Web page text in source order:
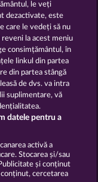
Firmă
le veți
dezactivate, este
care le vedeți să nu
la acest meniu
consimțământul, în
linkul din partea
din partea stângă
de dvs. va intra
suplimentare, vă
datele pentru a
activă a
Stocarea și/sau
și conținut
cercetarea